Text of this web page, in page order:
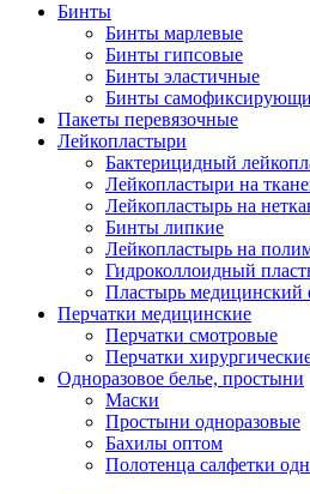
Бинты
Бинты марлевые
Бинты гипсовые
Бинты эластичные
Бинты
Пакеты перевязочные
Лейкопластыри
Бактерицидный
Лейкопластыри на
Лейкопластырь на
Бинты липкие
Лейкопластырь на
Гидроколлоидный
Пластырь
Перчатки медицинские
Перчатки смотровые
Перчатки
Одноразовое белье, простыни
Маски
Простыни одноразовые
Бахилы оптом
Полотенца салфетки